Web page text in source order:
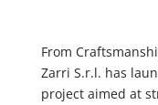
From
Zarri S.r.l. has
project aimed at